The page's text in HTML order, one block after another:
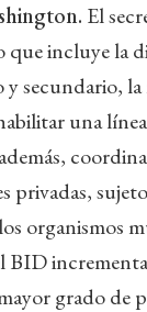
El
que incluye la
y secundario,
una
privadas,
organismos
grado de